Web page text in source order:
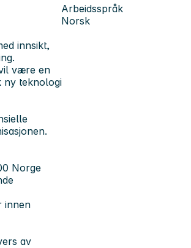
Arbeidsspråk
Norsk
innsikt,
være en
ny teknologi
Norge
innen
av